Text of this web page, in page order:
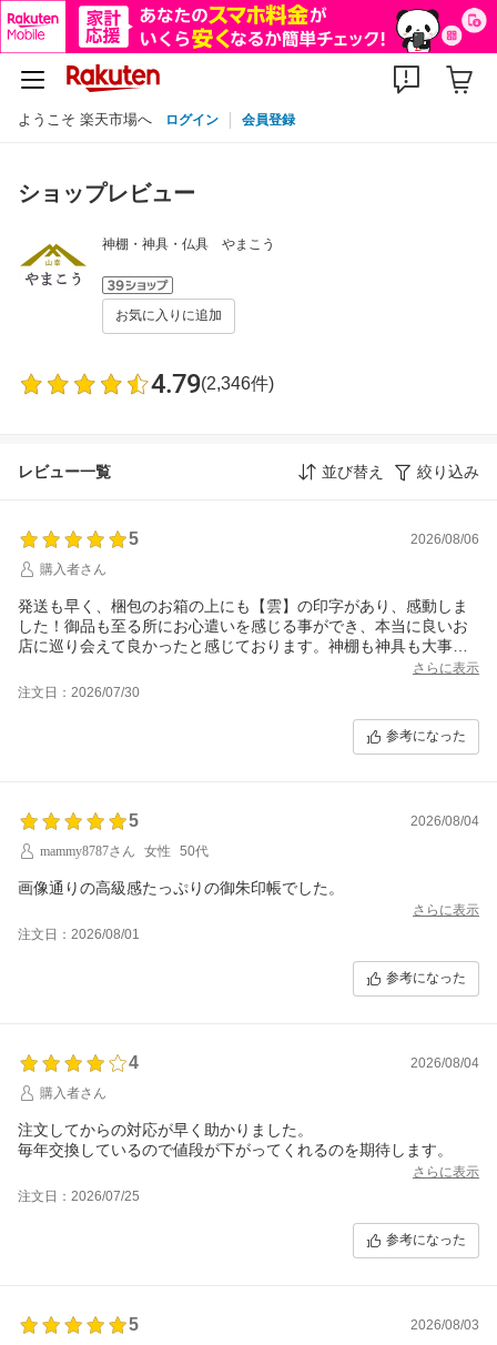
ようこそ 楽天市場へ ログイン 会員登録
ショップレビュー
神棚・神具・仏具 やまこう
お気に入りに追加
4.79(2,346件)
レビュー一覧 並び替え 絞り込み
5
2026/08/06
購入者さん
発送も早く、梱包のお箱の上にも【雲】の印字があり、感動しま
した！御品も至る所にお心遣いを感じる事ができ、本当に良いお
店に巡り会えて良かったと感じております。神棚も神具も大事に
致します。また、何かしらございました折には宜しくお願い致し
ます
さらに表示
注文日：2026/07/30
参考になった
5
2026/08/04
mammy8787さん
女性 50代
画像通りの高級感たっぷりの御朱印帳でした。
さらに表示
注文日：2026/08/01
参考になった
4
2026/08/04
購入者さん
注文してからの対応が早く助かりました。
毎年交換しているので値段が下がってくれるのを期待します。
さらに表示
注文日：2026/07/25
参考になった
5
2026/08/03